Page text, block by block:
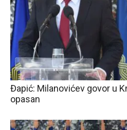
Đapić: Milanovićev govor u
opasan